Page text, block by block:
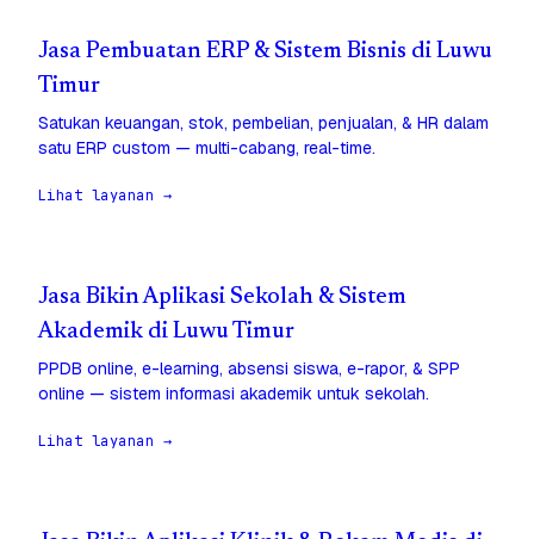
Jasa Pembuatan ERP & Sistem Bisnis di Luwu
Timur
Satukan keuangan, stok, pembelian, penjualan, & HR dalam
satu ERP custom — multi-cabang, real-time.
Lihat layanan →
Jasa Bikin Aplikasi Sekolah & Sistem
Akademik di Luwu Timur
PPDB online, e-learning, absensi siswa, e-rapor, & SPP
online — sistem informasi akademik untuk sekolah.
Lihat layanan →